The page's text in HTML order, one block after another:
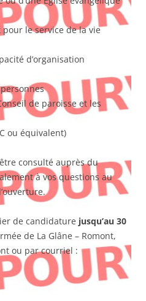
le service de la vie
d’organisation
de paroisse et les
ou équivalent)
consulté auprès du
à vos questions au
de candidature jusqu’au 30
de La Glâne – Romont,
ou par courriel :